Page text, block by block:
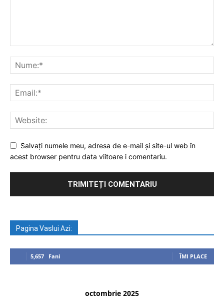
Salvați numele meu, adresa de e-mail și site-ul web în
acest browser pentru data viitoare i comentariu.
Pagina Vaslui Azi:
5,657 Fani ÎMI PLACE
octombrie 2025